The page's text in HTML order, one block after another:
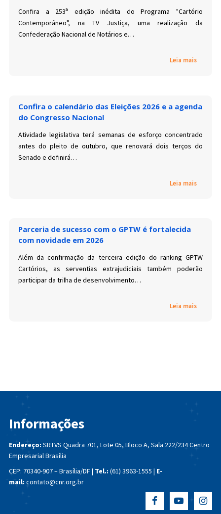
Confira a 253ª edição inédita do Programa "Cartório
Contemporâneo", na TV Justiça, uma realização da
Confederação Nacional de Notários e…
Leia mais
Confira o calendário das Eleições 2026 e a agenda
do Congresso Nacional
Atividade legislativa terá semanas de esforço concentrado
antes do pleito de outubro, que renovará dois terços do
Senado e definirá…
Leia mais
Parceria de sucesso com o GPTW é fortalecida
com novidade em 2026
Além da confirmação da terceira edição do ranking GPTW
Cartórios, as serventias extrajudiciais também poderão
participar da trilha de desenvolvimento…
Leia mais
Informações
Endereço: SRTVS Quadra 701, Lote 05, Bloco A, Sala 222/234Centro
Empresarial Brasília
CEP: 70340-907 – Brasília/DF | Tel.: (61) 3963-1555 | E-
mail: contato@cnr.org.br